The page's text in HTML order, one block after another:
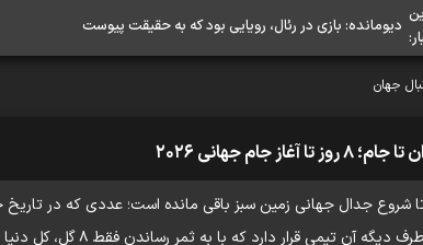
دیومانده: بازی در رئال، رویایی بود که به حقیقت پیوست
جهان
آغاز جام جهانی ۲۰۲۶
آن تیمی قرار دارد که با به ثمر رساندن فقط ۸ گل، کل دنیا رو فتح کرد!